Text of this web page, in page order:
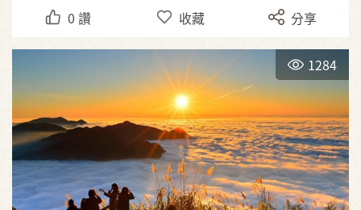
0 讚 收藏 分享
1284